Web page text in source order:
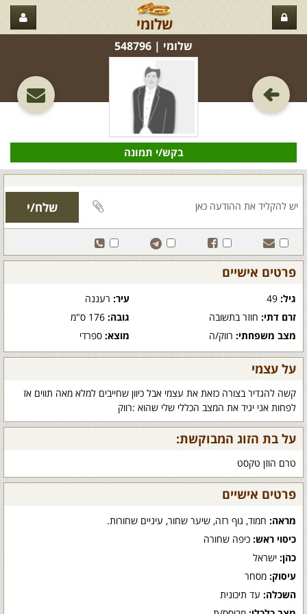
שלומי
שלומי‏ | 548796
בקש/י תמונה
פרטים אישיים
גיל: עיר:רעננה
זרם דתי: חוזר בתשובה גובה:176 ס"מ
מצב משפחתי: רווק/ה מוצא:ספרדי
על עצמי
קשה להגדיר בצורה כזאת את עצמי אבל כיוון שחייבים למלא מאה תווים אז
לפחות אני יגיד את המצב הכללי שלי שהוא :רווק
על בת הזוג המבוקשת:
טרם הוזן טקסט
פרטים אישיים
מראה: חמוד, גוף רזה, שיער שחור, עיניים שחורות.
כיסוי ראש: כיפה שחורה
כהן: ישראל
עיסוק: מסחר
השכלה: עד תיכונית